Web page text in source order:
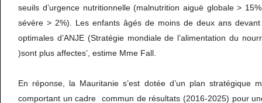
seuils d’urgence nutritionnelle (malnutrition aiguë globale >
sévère > 2%). Les enfants âgés de moins de deux ans
optimales d’ANJE (Stratégie mondiale de l’alimentation du
)sont plus affectes’, estime Mme Fall.
En réponse, la Mauritanie s’est dotée d’un plan stratégique
comportant un cadre commun de résultats (2016-2025) pour